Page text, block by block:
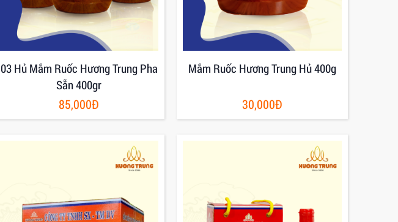
03 Hủ Mắm Ruốc Hương Trung Pha
Sẵn 400gr
85,000Đ
Mắm Ruốc Hương Trung Hủ 400g
30,000Đ